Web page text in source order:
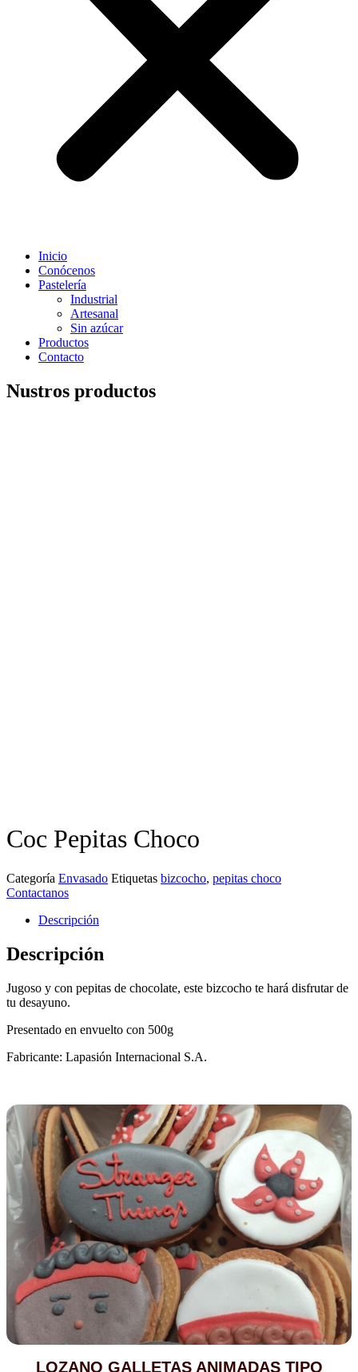
Inicio
Conócenos
Pastelería
Industrial
Artesanal
Sin azúcar
Productos
Contacto
Nustros productos
Coc Pepitas Choco
Categoría Envasado Etiquetas bizcocho, pepitas choco
Contactanos
Descripción
Descripción
Jugoso y con pepitas de chocolate, este bizcocho te hará disfrutar de
tu desayuno.
Presentado en envuelto con 500g
Fabricante: Lapasión Internacional S.A.
LOZANO GALLETAS ANIMADAS TIPO